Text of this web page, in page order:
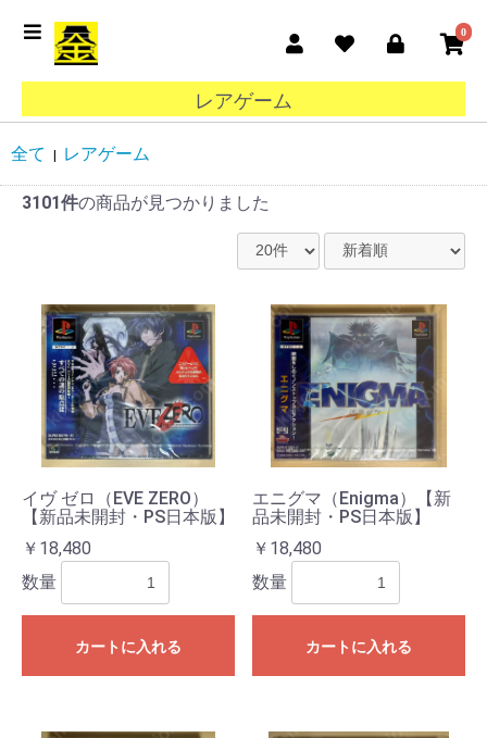
0
レアゲーム
全て レアゲーム
3101件の商品が見つかりました
イヴ ゼロ（EVE ZERO）
【新品未開封・PS日本版】
￥18,480
数量
カートに入れる
エニグマ（Enigma）【新
品未開封・PS日本版】
￥18,480
数量
カートに入れる